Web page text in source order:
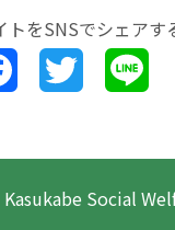
トをSNSでシェアす
Facebook Twitter
Social